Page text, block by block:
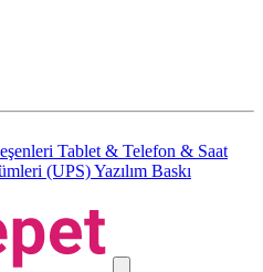
Tablet & Telefon & Saat
(UPS)Yazılım Baskı